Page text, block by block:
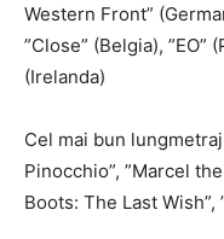
Western Front”
”Close” (Belgia), ”EO”
(Irelanda)
Cel mai bun
Pinocchio”, ”Marcel
Boots: The Last Wish”,